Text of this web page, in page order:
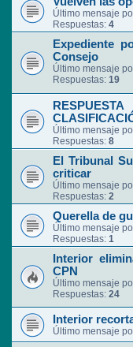
Último mensaje
Respuestas: 4
Expediente
Consejo
Último mensaje
Respuestas: 19
Último mensaje
Respuestas: 8
El Tribunal
criticar
Último mensaje
Respuestas: 2
Querella de
Último mensaje
Respuestas: 1
Interior
CPN
Último mensaje
Respuestas: 24
Interior
Último mensaje